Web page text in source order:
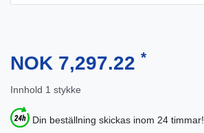
NOK 7,297.22 *
Innhold 1 stykke
Din beställning skickas inom 24 timmar!